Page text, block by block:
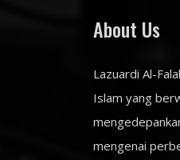
About Us
Lazuardi Al-
Islam yang
mengenai